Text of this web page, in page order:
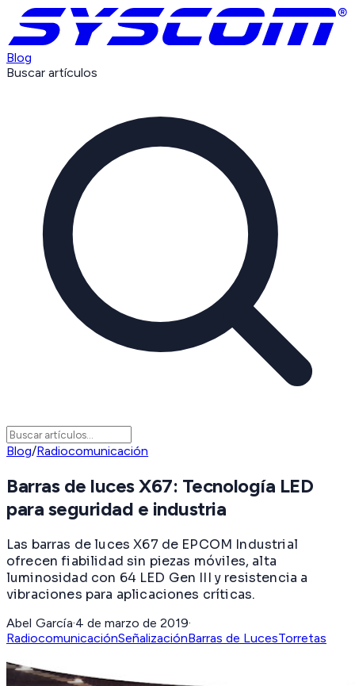
Blog
Buscar artículos
Blog/Radiocomunicación
Barras de luces X67: Tecnología LED
para seguridad e industria
Las barras de luces X67 de EPCOM Industrial
ofrecen fiabilidad sin piezas móviles, alta
luminosidad con 64 LED Gen III y resistencia a
vibraciones para aplicaciones críticas.
Abel García·4 de marzo de 2019·
RadiocomunicaciónSeñalizaciónBarras de LucesTorretas